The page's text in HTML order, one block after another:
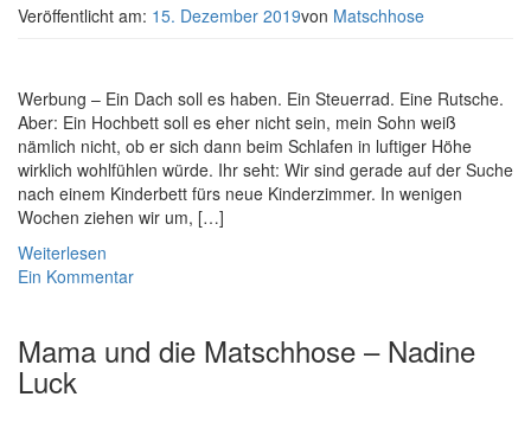
Veröffentlicht am: 15. Dezember 2019von Matschhose
Werbung – Ein Dach soll es haben. Ein Steuerrad. Eine Rutsche.
Aber: Ein Hochbett soll es eher nicht sein, mein Sohn weiß
nämlich nicht, ob er sich dann beim Schlafen in luftiger Höhe
wirklich wohlfühlen würde. Ihr seht: Wir sind gerade auf der Suche
nach einem Kinderbett fürs neue Kinderzimmer. In wenigen
Wochen ziehen wir um, […]
Weiterlesen
Ein Kommentar
Mama und die Matschhose – Nadine
Luck